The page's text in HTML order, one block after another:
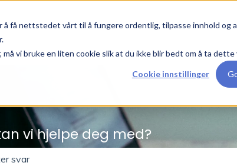
å få nettstedet vårt til å fungere ordentlig, tilpasse innhold og
må vi bruke en liten cookie slik at du ikke blir bedt om å ta
Cookie innstillinger
vi hjelpe deg med?